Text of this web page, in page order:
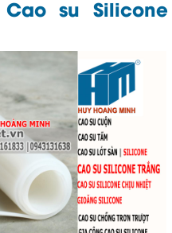
su Silicone